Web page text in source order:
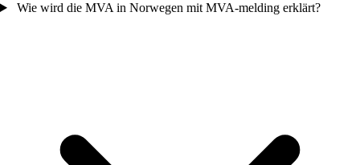
Wie wird die MVA in Norwegen mit MVA-melding erklärt?